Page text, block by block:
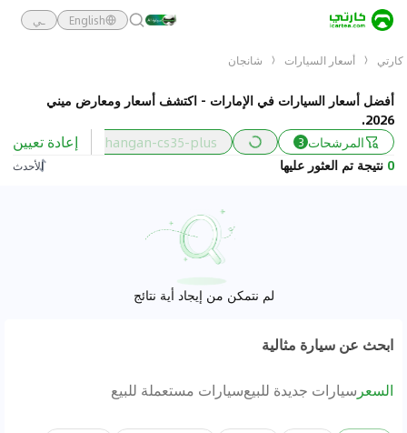
English ـي
كارتي أسعار السيارات شانجان
أفضل أسعار السيارات في الإمارات - اكتشف أسعار ومعارض ميني
2026.
المرشحات 3
changan-cs35-plus السعر
إعادة تعيين
0 نتيجة تم العثور عليها الأحدث
لم نتمكن من إيجاد أية نتائج
ابحث عن سيارة مثالية
السعر سيارات جديدة للبيعسيارات مستعملة للبيع